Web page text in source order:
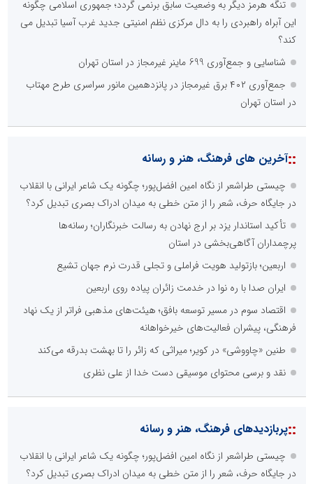
تنگه هرمز دیگر به وضعیت سابق برنمی گردد؛ جمهوری اسلامی چگونه
این آبراه راهبردی را به دال مرکزی نظم امنیتی جدید غرب آسیا تبدیل می
کند؟
شناسایی و جمع‌آوری 699 ماینر غیرمجاز در استان تهران
جمع‌آوری ۴۰۲ برق غیرمجاز در پانزدهمین مانور سراسری طرح مهتاب
در استان تهران
::آخرین های فرهنگ، هنر و رسانه
چیستی طراشعر از نگاه امین افضل‌پور؛ چگونه یک شاعر ایرانی با انقلاب
در جایگاه حرف، شعر را از متن خطی به میدان ادراک بصری تبدیل کرد؟
تأکید استاندار یزد بر ارج نهادن به رسالت خبرنگاران؛ رسانه‌ها
پرچمداران آگاهی‌بخشی در استان
اربعین؛ بازتولید هویت فراملی و تجلی قدرت نرم جهان تشیع
ایران صدا با ره نوا در خدمت زائران پیاده روی اربعین
اقتصاد سوم در مسیر توسعه بافق؛ هیئت‌های مذهبی فراتر از یک نهاد
فرهنگی، پیشران فعالیت‌های خیرخواهانه
طنین «چاووشی» در کویر؛ میراثی که زائر را تا بهشت بدرقه می‌کند
نقد و برسی محتوای موسیقی دست خدا از علی نظری
::پربازدیدهای فرهنگ، هنر و رسانه
چیستی طراشعر از نگاه امین افضل‌پور؛ چگونه یک شاعر ایرانی با انقلاب
در جایگاه حرف، شعر را از متن خطی به میدان ادراک بصری تبدیل کرد؟